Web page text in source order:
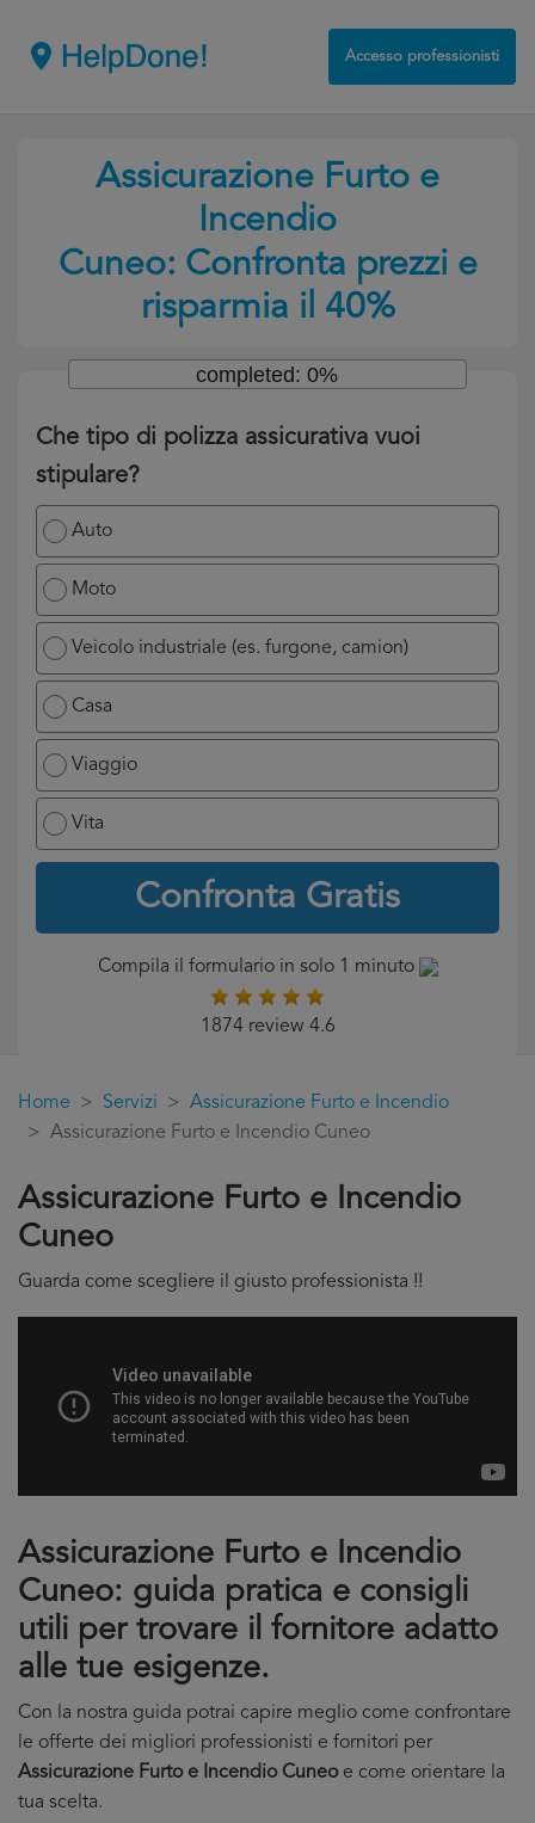
Accesso professionisti
Assicurazione Furto e
Incendio
Cuneo: Confronta prezzi e
risparmia il 40%
Che tipo di polizza assicurativa vuoi
stipulare?
Auto
Moto
Veicolo industriale (es. furgone, camion)
Casa
Viaggio
Vita
Confronta Gratis
completed: 0%
Compila il formulario in solo 1 minuto
1874 review 4.6
Home Servizi
Assicurazione Furto e Incendio
Assicurazione Furto e Incendio Cuneo
Assicurazione Furto e Incendio
Cuneo
Guarda come scegliere il giusto professionista !!
Assicurazione Furto e Incendio
Cuneo: guida pratica e consigli
utili per trovare il fornitore adatto
alle tue esigenze.
Con la nostra guida potrai capire meglio come confrontare
le offerte dei migliori professionisti e fornitori per
Assicurazione Furto e Incendio Cuneoe come orientare la
tua scelta.